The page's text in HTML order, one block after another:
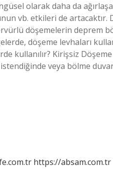
olarak daha da
vb. etkileri de artacaktır.
döşemelerin
döşeme levhaları
kullanılır? Kirişsiz
veya bölme
https://absam.com.tr